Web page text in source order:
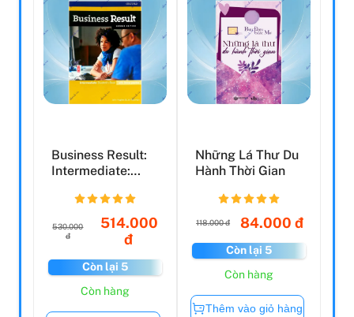
Business Result:
Intermediate:
With...
530.000
đ
514.000
đ
Còn lại 5
Còn hàng
Những Lá Thư Du
Hành Thời Gian
118.000 đ 84.000 đ
Còn lại 5
Còn hàng
Thêm vào giỏ hàng